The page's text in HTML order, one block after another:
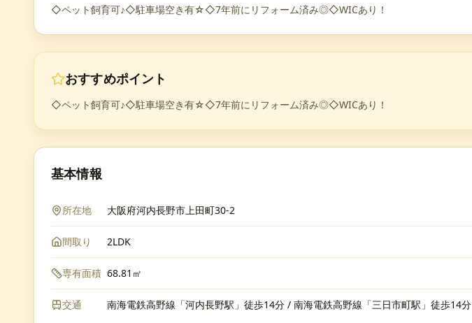
◇ペット飼育可♪◇駐車場空き有☆◇7年前にリフォーム済み◎◇WICあり！
おすすめポイント
◇ペット飼育可♪◇駐車場空き有☆◇7年前にリフォーム済み◎◇WICあり！
基本情報
所在地 大阪府河内長野市上田町30-2
間取り 2LDK
専有面積 68.81㎡
交通 南海電鉄高野線「河内長野駅」徒歩14分 / 南海電鉄高野線「三日市町駅」徒歩14分